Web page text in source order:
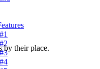
by their place.